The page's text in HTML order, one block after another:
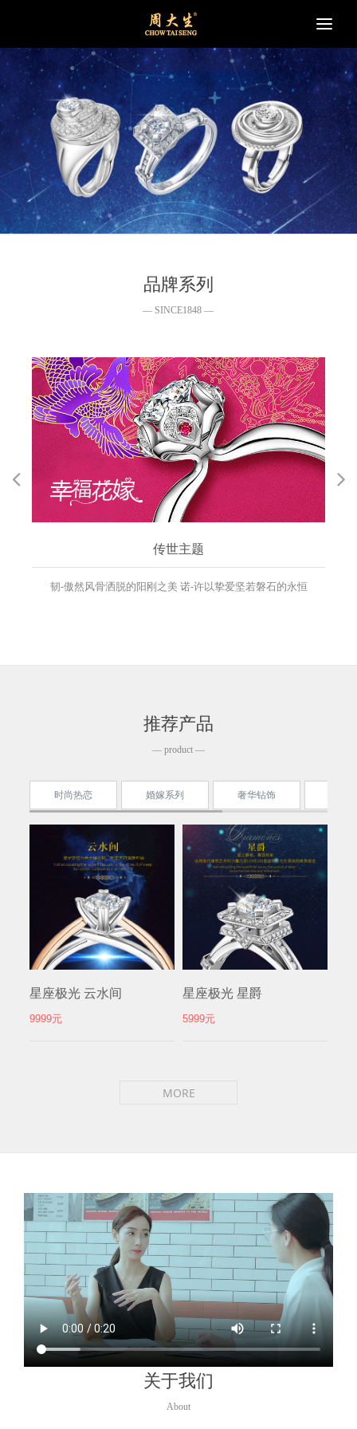
品牌系列
— SINCE1848 —
传世主题
韧-傲然风骨洒脱的阳刚之美 诺-许以挚爱坚若磐石的永恒
推荐产品
— product —
时尚热恋 婚嫁系列 奢华钻饰
星座极光 云水间
9999元
星座极光 星爵
5999元
MORE
关于我们
About